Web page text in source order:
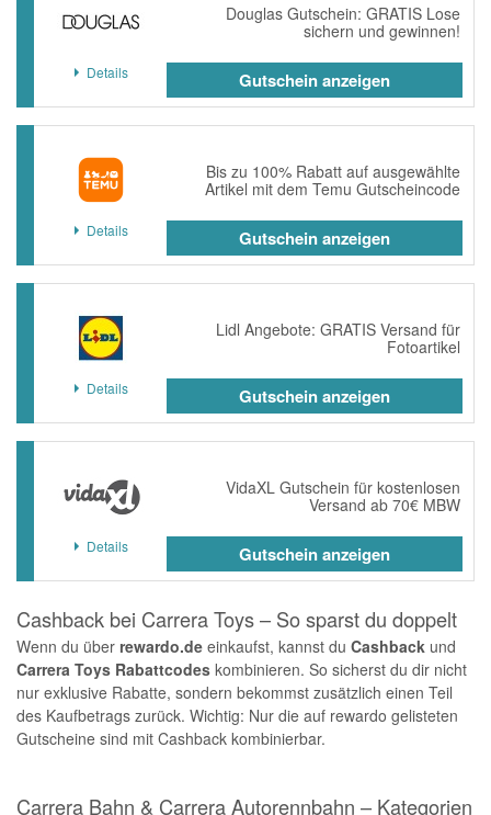
tink
heine
Ankerkraut
ABOUT YOU
Alle Shops anzeigen
Douglas Gutschein: GRATIS Lose
sichern und gewinnen!
Details Gutschein anzeigen
Bis zu 100% Rabatt auf ausgewählte
Artikel mit dem Temu Gutscheincode
Details Gutschein anzeigen
Lidl Angebote: GRATIS Versand für
Fotoartikel
Details Gutschein anzeigen
VidaXL Gutschein für kostenlosen
Versand ab 70€ MBW
Details Gutschein anzeigen
Cashback bei Carrera Toys – So sparst du doppelt
Wenn du über rewardo.de einkaufst, kannst du Cashback und
Carrera Toys Rabattcodes kombinieren. So sicherst du dir nicht
nur exklusive Rabatte, sondern bekommst zusätzlich einen Teil
des Kaufbetrags zurück. Wichtig: Nur die auf rewardo gelisteten
Gutscheine sind mit Cashback kombinierbar.
Carrera Bahn & Carrera Autorennbahn – Kategorien